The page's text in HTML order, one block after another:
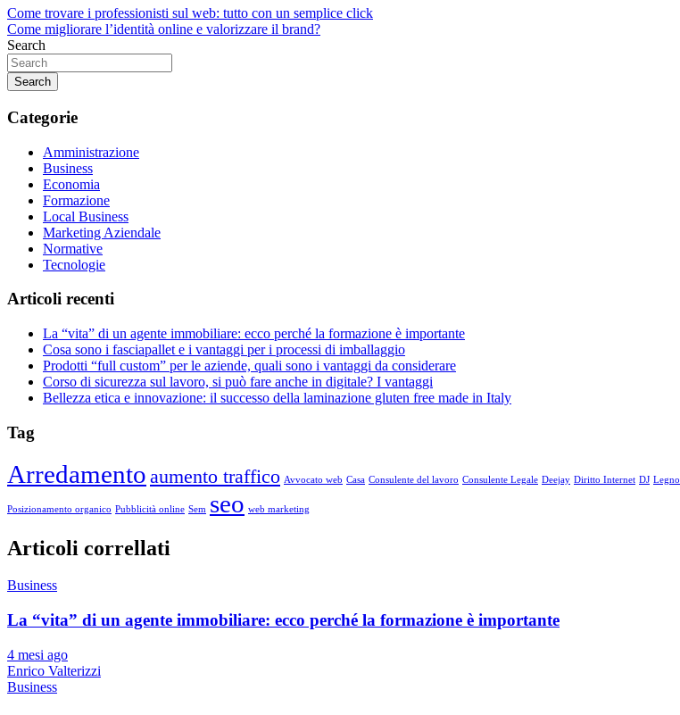
Navigazione
articoli
Come trovare i professionisti sul web: tutto con un semplice click
Come migliorare l’identità online e valorizzare il brand?
Search
Search
Categorie
Amministrazione
Business
Economia
Formazione
Local Business
Marketing Aziendale
Normative
Tecnologie
Articoli recenti
La “vita” di un agente immobiliare: ecco perché la formazione è importante
Cosa sono i fasciapallet e i vantaggi per i processi di imballaggio
Prodotti “full custom” per le aziende, quali sono i vantaggi da considerare
Corso di sicurezza sul lavoro, si può fare anche in digitale? I vantaggi
Bellezza etica e innovazione: il successo della laminazione gluten free made in Italy
Tag
Arredamento aumento traffico Avvocato web Casa Consulente del lavoro Consulente Legale Deejay Diritto Internet DJ Legno
Posizionamento organico Pubblicità online Sem seo web marketing
Articoli correllati
Business
La “vita” di un agente immobiliare: ecco perché la formazione è importante
4 mesi ago
Enrico Valterizzi
Business